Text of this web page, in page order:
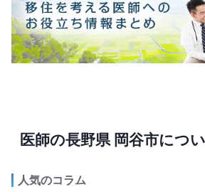
医師の長野県 岡谷市につ
人気のコラム